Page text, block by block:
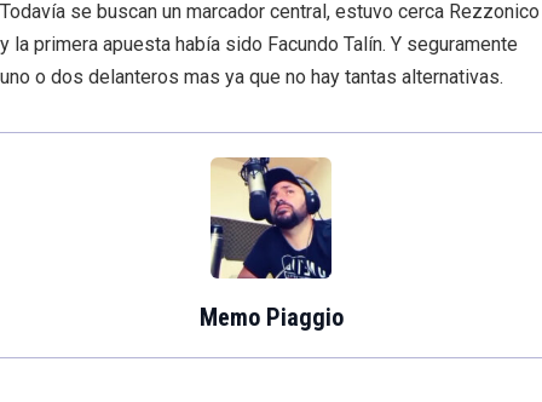
Todavía se buscan un marcador central, estuvo cerca Rezzonico
y la primera apuesta había sido Facundo Talín. Y seguramente
uno o dos delanteros mas ya que no hay tantas alternativas.
Memo Piaggio